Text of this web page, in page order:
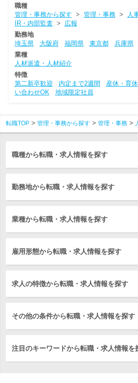
職種
管理・事務から探す > 管理・事務>
人
IR・内部監査 > 広報
勤務地
埼玉県
大阪府 福岡県 東京都
兵庫県
業種
人材派遣・人材紹介
特徴
第二新卒歓迎
内定まで2週間 産休・育
い合わせOK
地域限定社員
転職TOP 管理・事務から探す 管理・事務
職種から転職・求人情報を探す
勤務地から転職・求人情報を探す
業種から転職・求人情報を探す
雇用形態から転職・求人情報を探す
求人の特徴から転職・求人情報を探す
その他の条件から転職・求人情報を探す
注目のキーワードから転職・求人情報を